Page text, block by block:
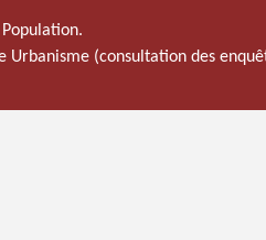
(consultation des